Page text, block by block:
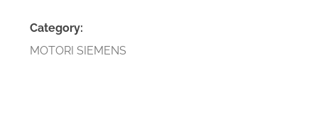
Category:
MOTORI SIEMENS